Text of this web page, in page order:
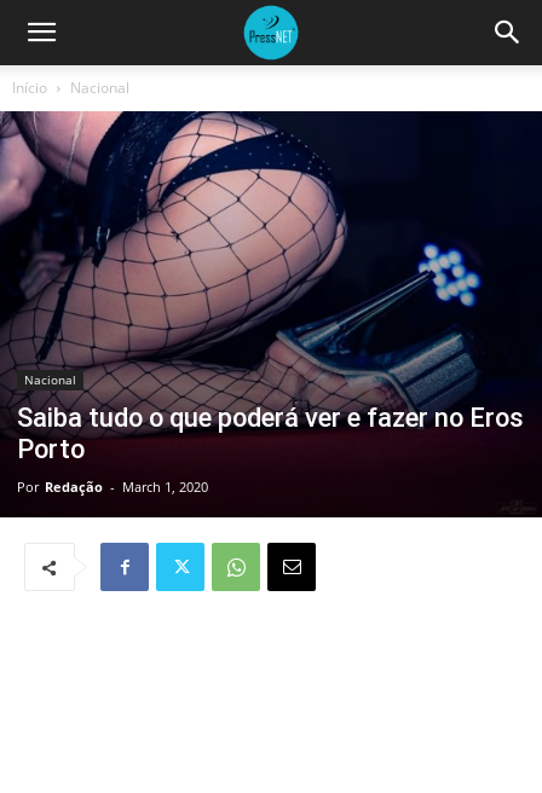
Início Nacional
Nacional
Saiba tudo o que poderá ver e fazer no Eros
Porto
Por Redação - March 1, 2020